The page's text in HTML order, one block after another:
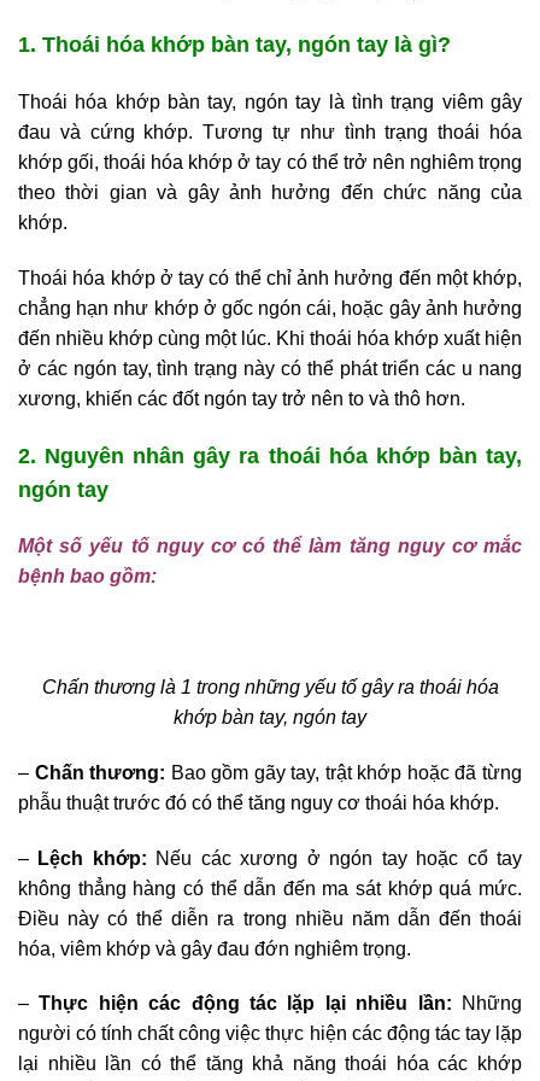
1. Thoái hóa khớp bàn tay, ngón tay là gì?
Thoái hóa khớp bàn tay, ngón tay là tình trạng viêm gây
đau và cứng khớp. Tương tự như tình trạng thoái hóa
khớp gối, thoái hóa khớp ở tay có thể trở nên nghiêm trọng
theo thời gian và gây ảnh hưởng đến chức năng của
khớp.
Thoái hóa khớp ở tay có thể chỉ ảnh hưởng đến một khớp,
chẳng hạn như khớp ở gốc ngón cái, hoặc gây ảnh hưởng
đến nhiều khớp cùng một lúc. Khi thoái hóa khớp xuất hiện
ở các ngón tay, tình trạng này có thể phát triển các u nang
xương, khiến các đốt ngón tay trở nên to và thô hơn.
2. Nguyên nhân gây ra thoái hóa khớp bàn tay,
ngón tay
Một số yếu tố nguy cơ có thể làm tăng nguy cơ mắc
bệnh bao gồm:
Chấn thương là 1 trong những yếu tố gây ra thoái hóa
khớp bàn tay, ngón tay
– Chấn thương: Bao gồm gãy tay, trật khớp hoặc đã từng
phẫu thuật trước đó có thể tăng nguy cơ thoái hóa khớp.
– Lệch khớp: Nếu các xương ở ngón tay hoặc cổ tay
không thẳng hàng có thể dẫn đến ma sát khớp quá mức.
Điều này có thể diễn ra trong nhiều năm dẫn đến thoái
hóa, viêm khớp và gây đau đớn nghiêm trọng.
–Thực hiện các động tác lặp lại nhiều lần: Những
người có tính chất công việc thực hiện các động tác tay lặp
lại nhiều lần có thể tăng khả năng thoái hóa các khớp